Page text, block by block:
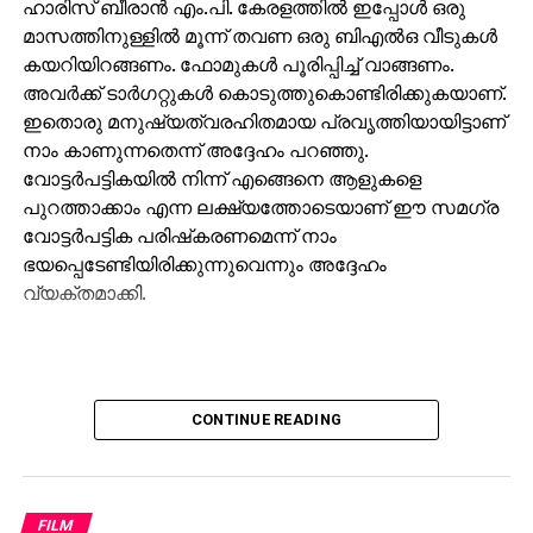
അമേരിക്ക ഉത്തരകൊറിയയെ ആക്രമിക്കാത്തത്
ആണവായുധം ഉണ്ടെന്ന് ഉറപ്പുള്ളതുകൊണ്ട്:
റഷ്യ
ഹാരിസ് ബീരാന്‍ എം.പി. കേരളത്തില്‍ ഇപ്പോള്‍ ഒരു
മാസത്തിനുള്ളില്‍ മൂന്ന് തവണ ഒരു ബിഎല്‍ഒ വീടുകള്‍
കയറിയിറങ്ങണം. ഫോമുകള്‍ പൂരിപ്പിച്ച് വാങ്ങണം.
അവര്‍ക്ക് ടാര്‍ഗറ്റുകള്‍ കൊടുത്തുകൊണ്ടിരിക്കുകയാണ്.
ഇതൊരു മനുഷ്യത്വരഹിതമായ പ്രവൃത്തിയായിട്ടാണ്
നാം കാണുന്നതെന്ന് അദ്ദേഹം പറഞ്ഞു.
വോട്ടര്‍പട്ടികയില്‍ നിന്ന് എങ്ങെനെ ആളുകളെ
പുറത്താക്കാം എന്ന ലക്ഷ്യത്തോടെയാണ് ഈ സമഗ്ര
വോട്ടര്‍പട്ടിക പരിഷ്‌കരണമെന്ന് നാം
ഭയപ്പെടേണ്ടിയിരിക്കുന്നുവെന്നും അദ്ദേഹം
വ്യക്തമാക്കി.
CONTINUE READING
FILM